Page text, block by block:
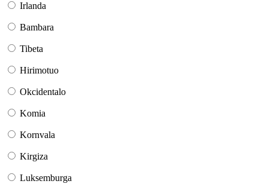
Irlanda
Bambara
Tibeta
Hirimotuo
Okcidentalo
Komia
Kornvala
Kirgiza
Luksemburga